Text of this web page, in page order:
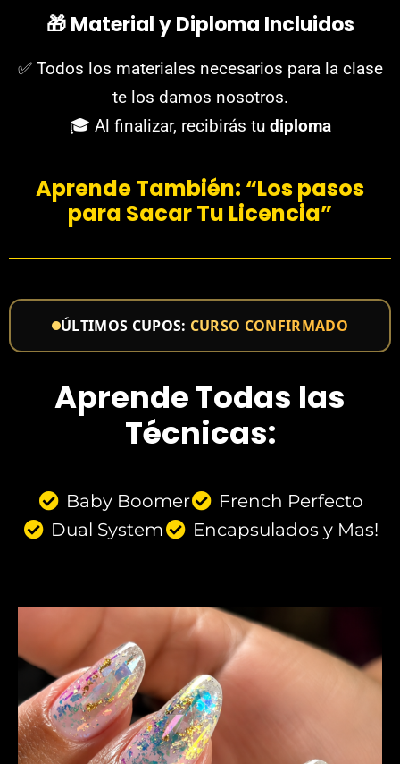
🎁Material y Diploma Incluidos
✅ Todos los materiales necesarios para la clase
te los damos nosotros.
🎓 Al finalizar, recibirás tu diploma
Aprende También: “Los pasos
para Sacar Tu Licencia”
ÚLTIMOS CUPOS: CURSO CONFIRMADO
Aprende Todas las
Técnicas:
Baby Boomer
French Perfecto
Dual System
Encapsulados y Mas!